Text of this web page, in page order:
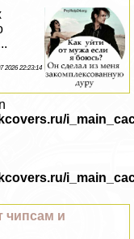
2026 22:23:14
чипсам и